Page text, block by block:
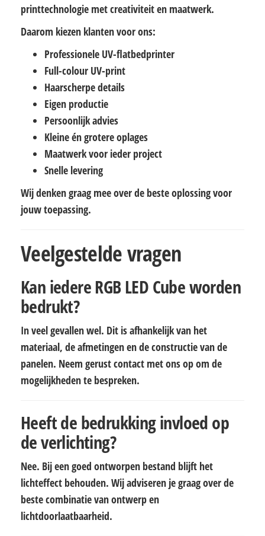
printtechnologie met creativiteit en maatwerk.
Daarom kiezen klanten voor ons:
Professionele UV-flatbedprinter
Full-colour UV-print
Haarscherpe details
Eigen productie
Persoonlijk advies
Kleine én grotere oplages
Maatwerk voor ieder project
Snelle levering
Wij denken graag mee over de beste oplossing voor
jouw toepassing.
Veelgestelde vragen
Kan iedere RGB LED Cube worden
bedrukt?
In veel gevallen wel. Dit is afhankelijk van het
materiaal, de afmetingen en de constructie van de
panelen. Neem gerust contact met ons op om de
mogelijkheden te bespreken.
Heeft de bedrukking invloed op
de verlichting?
Nee. Bij een goed ontworpen bestand blijft het
lichteffect behouden. Wij adviseren je graag over de
beste combinatie van ontwerp en
lichtdoorlaatbaarheid.